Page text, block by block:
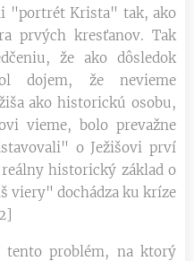
"portrét Krista" tak, ako
prvých kresťanov. Tak
že ako dôsledok
dojem, že nevieme
ako historickú osobu,
vieme, bolo prevažne
o Ježišovi prví
historický základ o
viery" dochádza ku kríze
tento problém, na ktorý